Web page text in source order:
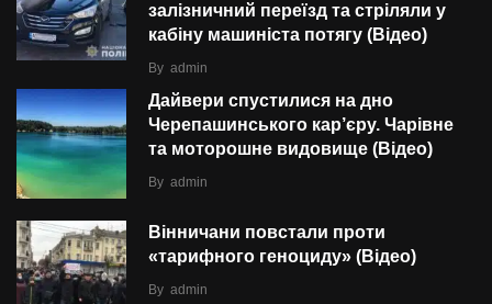
залізничний переїзд та стріляли у
кабіну машиніста потягу (Відео)
By admin
Дайвери спустилися на дно
Черепашинського кар’єру. Чарівне
та моторошне видовище (Відео)
By admin
Вінничани повстали проти
«тарифного геноциду» (Відео)
By admin